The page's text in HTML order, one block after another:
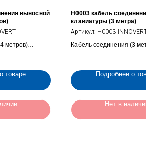
выносной
метров)
товаре
H0003 кабель соединения
клавиатуры (3 метра)
Артикул: H0003 INNOVERT
Кабель соединения (3 метра)
Подробнее о
Нет в наличии